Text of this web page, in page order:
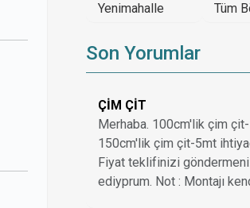
Yenimahalle
Tüm
Son Yorumlar
ÇİM ÇİT
Merhaba. 100cm'lik çim
150cm'lik çim çit-5mt
Fiyat teklifinizi
ediyprum. Not : Montajı